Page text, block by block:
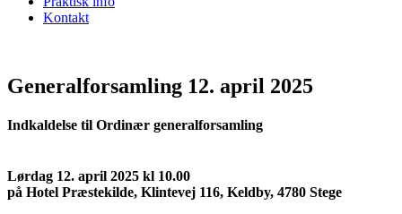
Kontakt
Generalforsamling 12. april 2025
Indkaldelse til Ordinær generalforsamling
Lørdag 12. april 2025 kl 10.00
på Hotel Præstekilde, Klintevej 116, Keldby, 4780 Stege